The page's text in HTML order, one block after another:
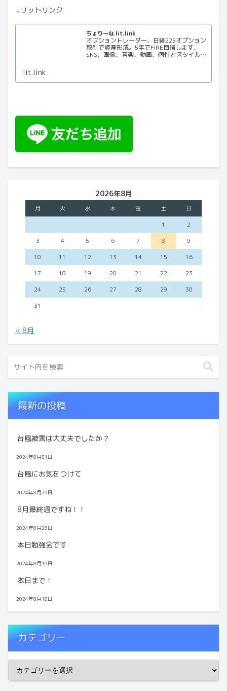
↓リットリンク
ちょりーな lit.link
オプショントレーダー、日経225オプション
取引で資産形成。5年でFIRE目指します、
SNS、画像、音楽、動画、個性とスタイルを
lit.link
2026年8月
月 火 水 木 金 土
日
1
2
3
4 5 6 7 8
9
10
11 12 13 14 15
16
17
18 19 20 21 22
23
24
25 26 27 28 29
30
31
« 8月
最新の投稿
台風被害は大丈夫でしたか？
2024年8月31日
台風にお気をつけて
2024年8月29日
8月最終週ですね！！
2024年8月26日
本日勉強会です
2024年8月19日
本日まで！
2024年8月18日
カテゴリー